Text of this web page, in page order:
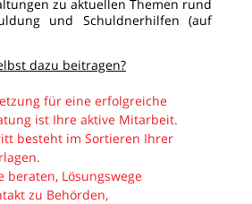
zu aktuellen Themen rund
und Schuldnerhilfen (auf
dazu beitragen?
für eine erfolgreiche
ist Ihre aktive Mitarbeit.
besteht im Sortieren Ihrer
beraten, Lösungswege
zu Behörden,